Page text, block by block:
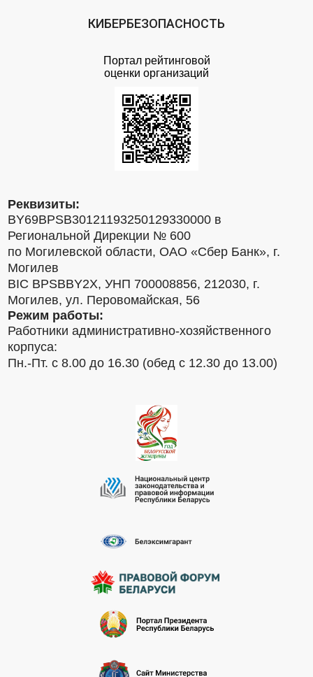
КИБЕРБЕЗОПАСНОСТЬ
Портал рейтинговой
оценки организаций
Реквизиты:
BY69BPSB30121193250129330000 в
Региональной Дирекции № 600
по Могилевской области, ОАО «Сбер Банк», г.
Могилев
BIC BPSBBY2X, УНП 700008856, 212030, г.
Могилев, ул. Перовомайская, 56
Режим работы:
Работники административно-хозяйственного
корпуса:
Пн.-Пт. с 8.00 до 16.30 (обед с 12.30 до 13.00)